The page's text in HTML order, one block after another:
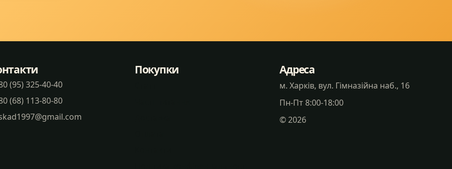
(95) 325-40-40
(68) 113-80-80
Покупки Адреса
м. Харків, вул. Гімназійна наб., 16
Пн-Пт 8:00-18:00
©2026